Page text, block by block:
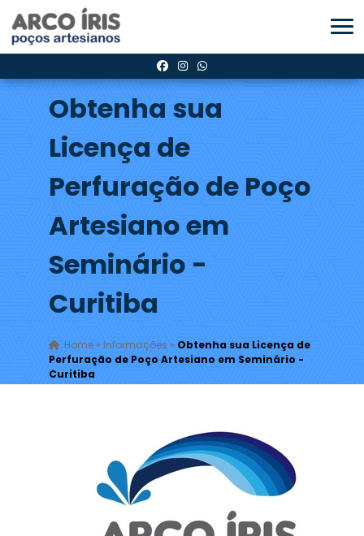
Obtenha sua
Licença de
Perfuração de Poço
Artesiano em
Seminário -
Curitiba
Home» Informações » Obtenha sua Licença de
Perfuração de Poço Artesiano em Seminário -
Curitiba